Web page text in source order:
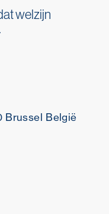
welzijn
Brussel België